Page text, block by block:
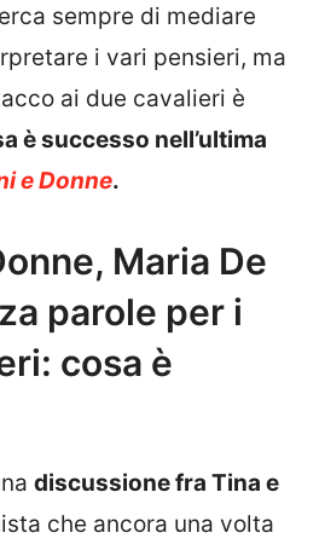
sempre di mediare
i vari pensieri, ma
ai due cavalieri è
è successo nell’ultima
e Donne.
Maria De
parole per i
cosa è
discussione fra Tina e
che ancora una volta